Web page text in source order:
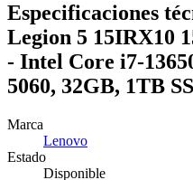
Especificaciones
Legion 5 15IRX10
- Intel Core i7-
5060, 32GB, 1TB
Marca
Lenovo
Estado
Disponible